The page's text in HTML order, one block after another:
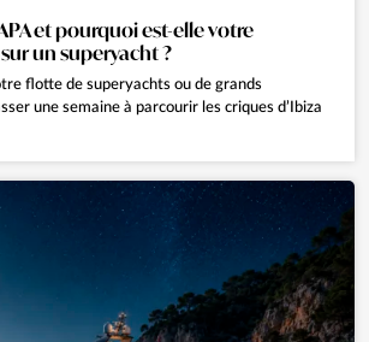
et pourquoi est-elle votre
un superyacht ?
flotte de superyachts ou de grands
une semaine à parcourir les criques d’Ibiza